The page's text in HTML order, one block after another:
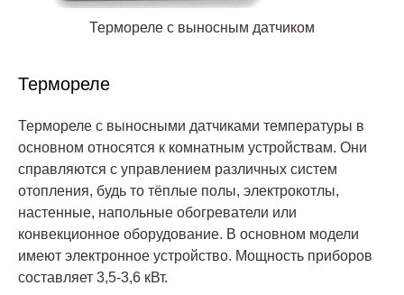
Термореле с выносным датчиком
Термореле
Термореле с выносными датчиками температуры в
основном относятся к комнатным устройствам. Они
справляются с управлением различных систем
отопления, будь то тёплые полы, электрокотлы,
настенные, напольные обогреватели или
конвекционное оборудование. В основном модели
имеют электронное устройство. Мощность приборов
составляет 3,5-3,6 кВт.